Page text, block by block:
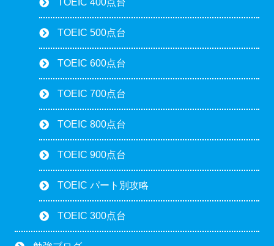
TOEIC 500点台
TOEIC 600点台
TOEIC 700点台
TOEIC 800点台
TOEIC 900点台
TOEIC パート別攻略
TOEIC 300点台